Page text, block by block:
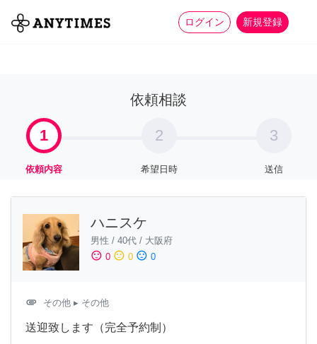
ログイン 新規登録
全て 家事 more_horiz
依頼相談
1
依頼内容
2
希望日時
3
送信
ハニスケ
男性 / 40代 / 大阪府
sentiment_satisfied 0 sentiment_neutral 0 sentiment_dissatisfied 0
attachment その他 ▸ その他
送迎致します（完全予約制）